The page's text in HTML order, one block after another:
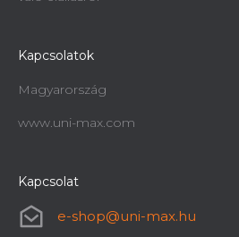
Kapcsolatok
Magyarország
www.uni-max.com
Kapcsolat
e-shop@uni-max.hu